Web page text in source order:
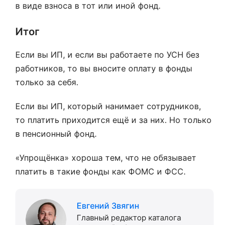
в виде взноса в тот или иной фонд.
Итог
Если вы ИП, и если вы работаете по УСН без
работников, то вы вносите оплату в фонды
только за себя.
Если вы ИП, который нанимает сотрудников,
то платить приходится ещё и за них. Но только
в пенсионный фонд.
«Упрощёнка» хороша тем, что не обязывает
платить в такие фонды как ФОМС и ФСС.
Евгений Звягин
Главный редактор каталога